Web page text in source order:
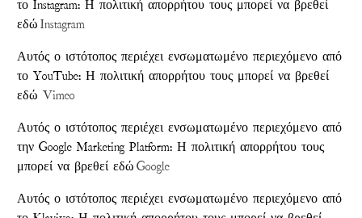
το Instagram: Η πολιτική απορρήτου τους μπορεί να βρεθεί
εδώ Instagram
Αυτός ο ιστότοπος περιέχει ενσωματωμένο περιεχόμενο από
το YouTube: Η πολιτική απορρήτου τους μπορεί να βρεθεί
εδώVimeo
Αυτός ο ιστότοπος περιέχει ενσωματωμένο περιεχόμενο από
την Google Marketing Platform: Η πολιτική απορρήτου τους
μπορεί να βρεθεί εδώGoogle
Αυτός ο ιστότοπος περιέχει ενσωματωμένο περιεχόμενο από